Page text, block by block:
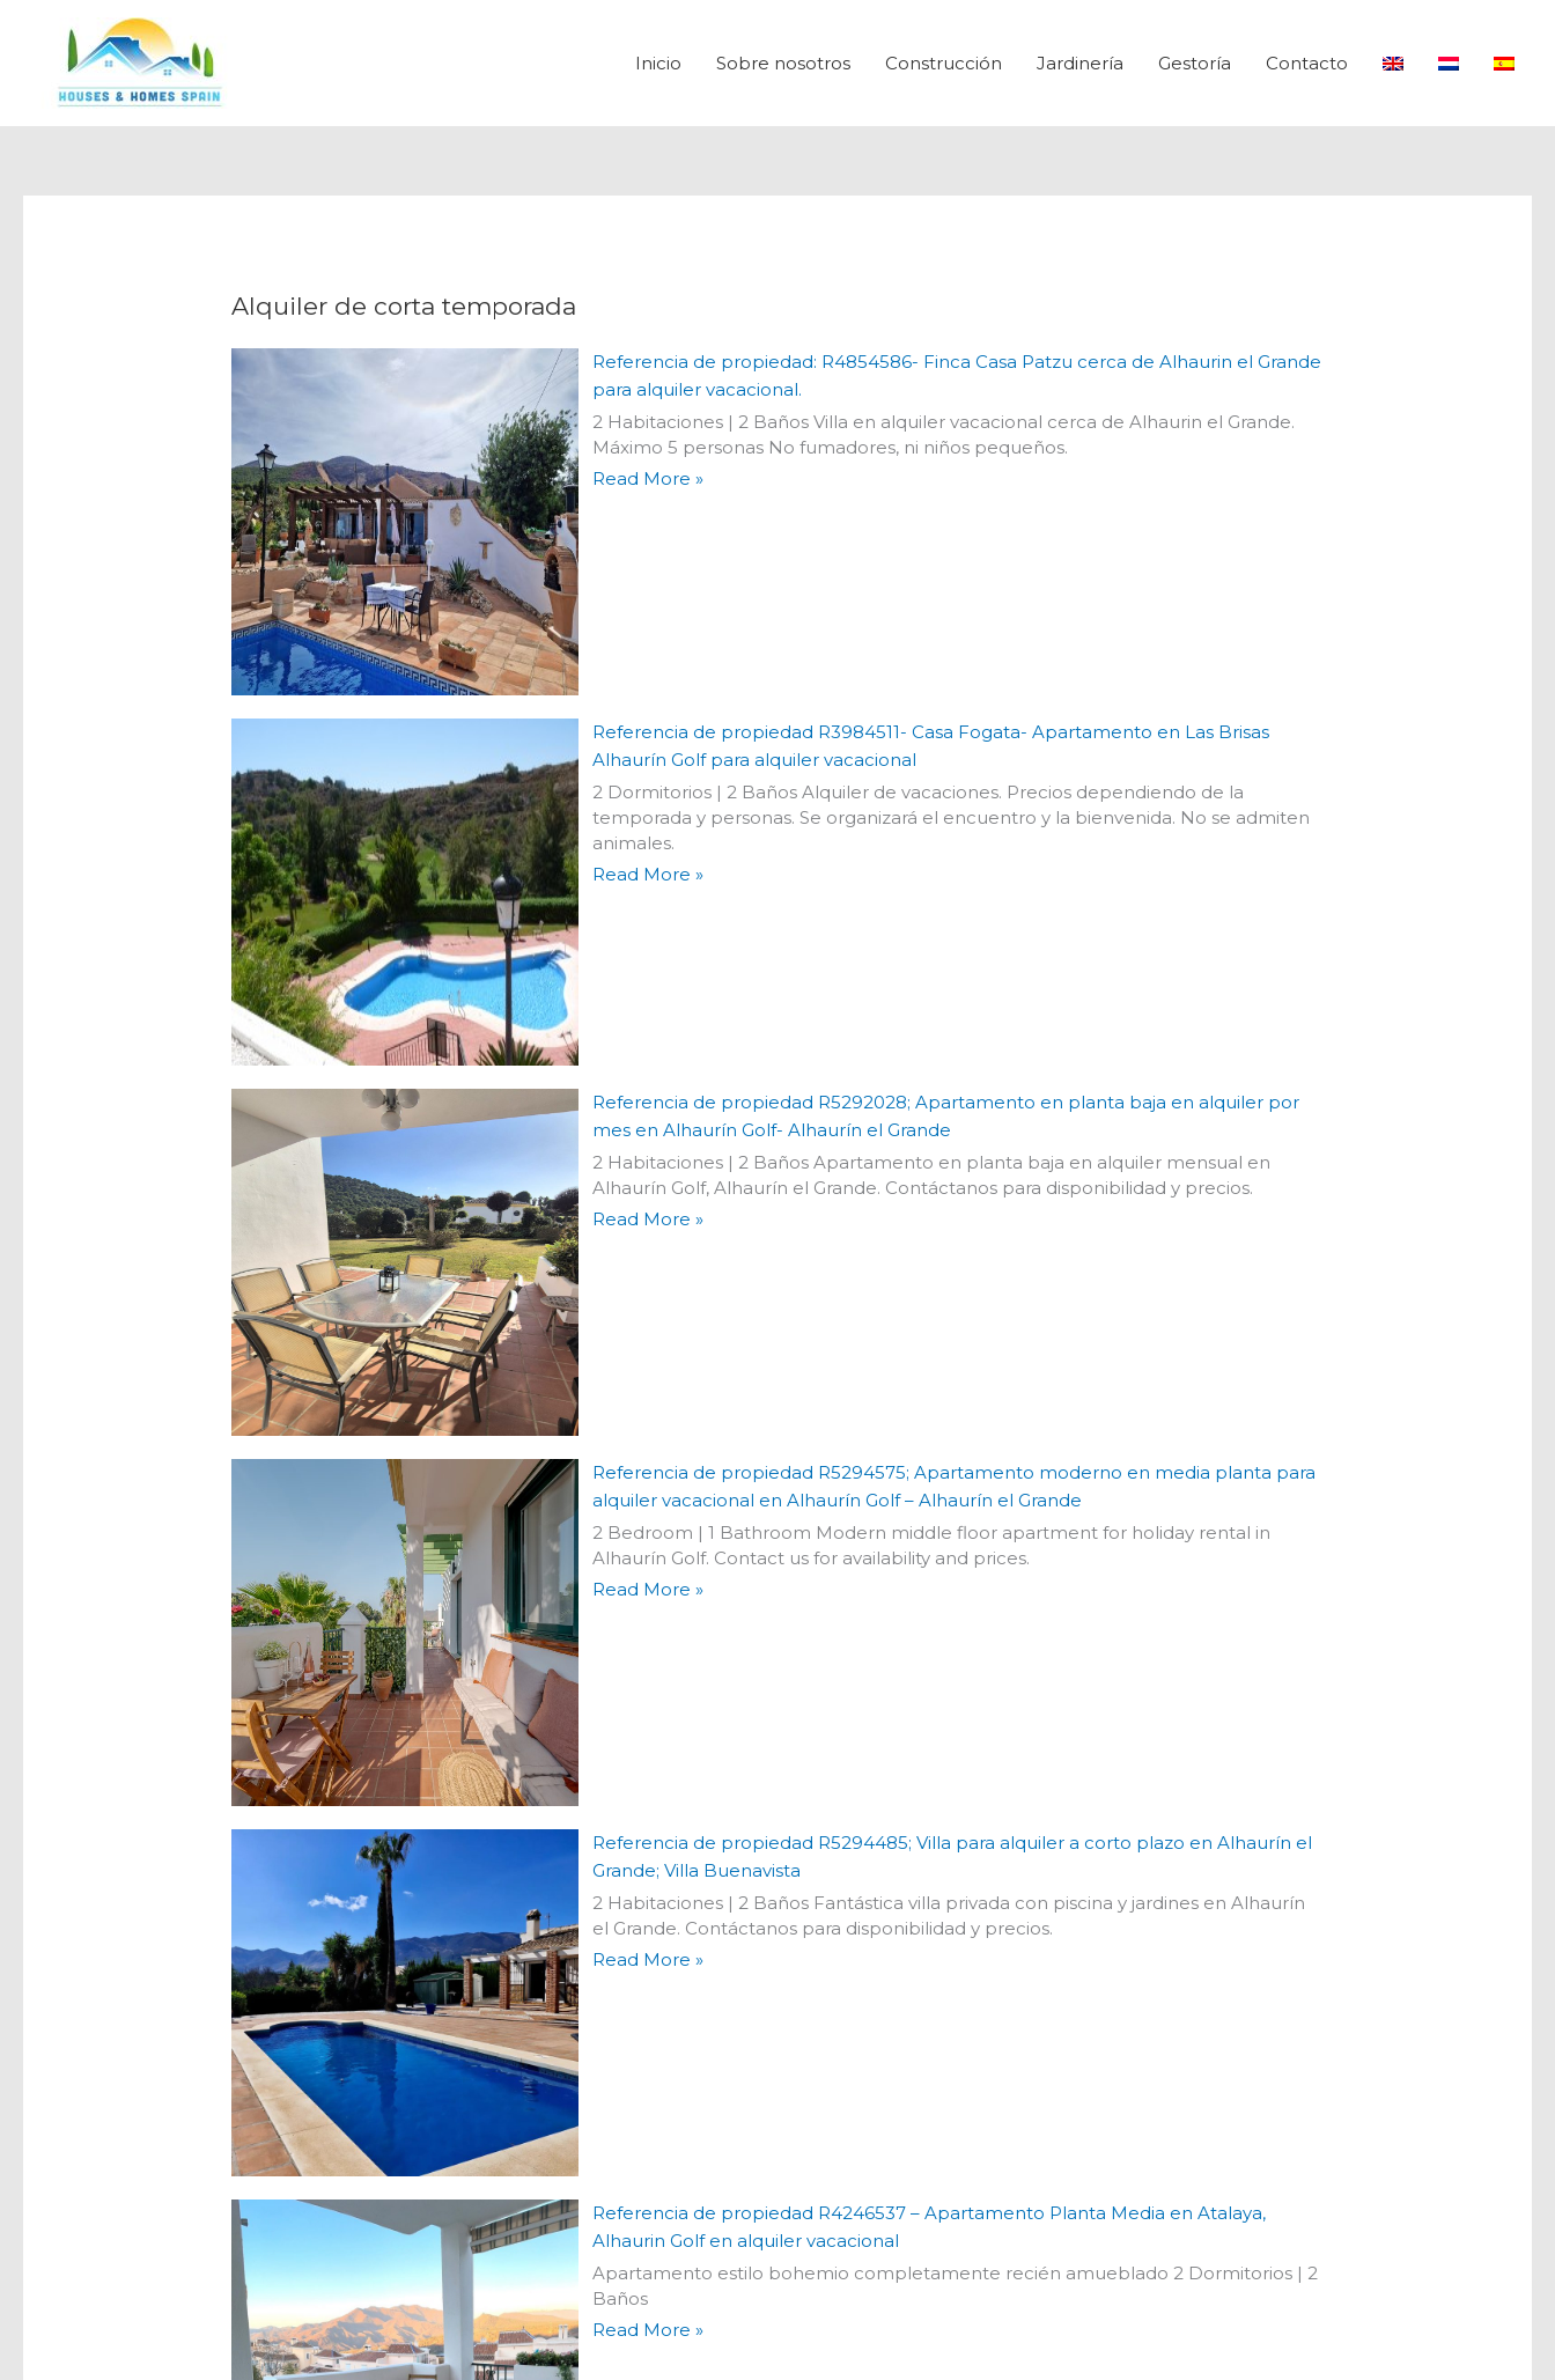
contenido
Inicio Sobre nosotros Construcción Jardinería Gestoría Contacto
Alquiler de corta temporada
Referencia de propiedad: R4854586- Finca Casa Patzu cerca de Alhaurin el Grande
para alquiler vacacional.
2 Habitaciones | 2 Baños Villa en alquiler vacacional cerca de Alhaurin el Grande.
Máximo 5 personas No fumadores, ni niños pequeños.
Read More »
Referencia de propiedad R3984511- Casa Fogata- Apartamento en Las Brisas
Alhaurín Golf para alquiler vacacional
2 Dormitorios | 2 Baños Alquiler de vacaciones. Precios dependiendo de la
temporada y personas. Se organizará el encuentro y la bienvenida. No se admiten
animales.
Read More »
Referencia de propiedad R5292028; Apartamento en planta baja en alquiler por
mes en Alhaurín Golf- Alhaurín el Grande
2 Habitaciones | 2 Baños Apartamento en planta baja en alquiler mensual en
Alhaurín Golf, Alhaurín el Grande. Contáctanos para disponibilidad y precios.
Read More »
Referencia de propiedad R5294575; Apartamento moderno en media planta para
alquiler vacacional en Alhaurín Golf – Alhaurín el Grande
2 Bedroom | 1 Bathroom Modern middle floor apartment for holiday rental in
Alhaurín Golf. Contact us for availability and prices.
Read More »
Referencia de propiedad R5294485; Villa para alquiler a corto plazo en Alhaurín el
Grande; Villa Buenavista
2 Habitaciones | 2 Baños Fantástica villa privada con piscina y jardines en Alhaurín
el Grande. Contáctanos para disponibilidad y precios.
Read More »
Referencia de propiedad R4246537 – Apartamento Planta Media en Atalaya,
Alhaurin Golf en alquiler vacacional
Apartamento estilo bohemio completamente recién amueblado 2 Dormitorios | 2
Baños
Read More »